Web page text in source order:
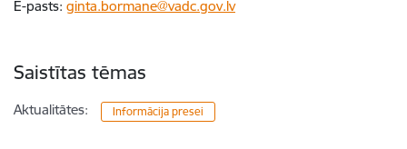
E-pasts: ginta.bormane@vadc.gov.lv
Saistītas tēmas
Aktualitātes: Informācija presei